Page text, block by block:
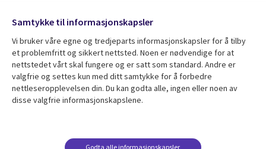
Resource center Support
NORWAY
følg oss
Social
Media
NORWAY
Samtykke til informasjonskapsler
Vi bruker våre egne og tredjeparts informasjonskapsler for å tilby
et problemfritt og sikkert nettsted. Noen er nødvendige for at
nettstedet vårt skal fungere og er satt som standard. Andre er
valgfrie og settes kun med ditt samtykke for å forbedre
nettleseropplevelsen din. Du kan godta alle, ingen eller noen av
disse valgfrie informasjonskapslene.
Godta alle informasjonskapsler